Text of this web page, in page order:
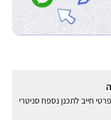
חייב לתכנן נספח סניטרי